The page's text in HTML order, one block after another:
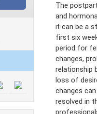
The
and
it can be a
first six
period for
changes,
relationship
loss of
changes
resolved in